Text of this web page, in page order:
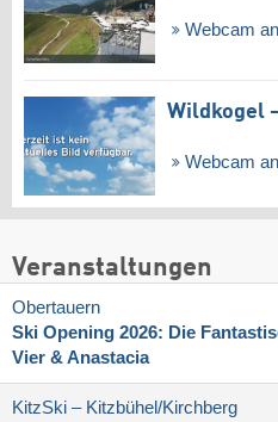
Webcam
Wildkogel
Webcam
Veranstaltungen
Obertauern
Ski Opening 2026: Die
Vier & Anastacia
KitzSki – Kitzbühel/​Kirchberg